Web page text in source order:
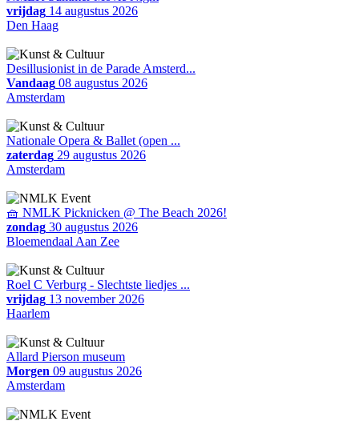
vrijdag 14 augustus 2026
Den Haag
Desillusionist in de Parade Amsterd...
Vandaag 08 augustus 2026
Amsterdam
Nationale Opera & Ballet (open ...
zaterdag 29 augustus 2026
Amsterdam
🧺 NMLK Picknicken @ The Beach 2026!
zondag 30 augustus 2026
Bloemendaal Aan Zee
Roel C Verburg - Slechtste liedjes ...
vrijdag 13 november 2026
Haarlem
Allard Pierson museum
Morgen 09 augustus 2026
Amsterdam